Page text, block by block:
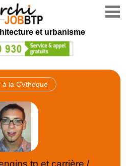
et urbanisme
à la CVthèque
tp et carrière /